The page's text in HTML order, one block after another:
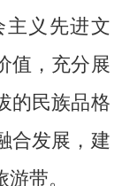
主义先进文
值，充分展
的民族品格
合发展，建
带。